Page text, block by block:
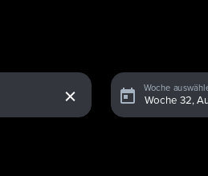
Woche